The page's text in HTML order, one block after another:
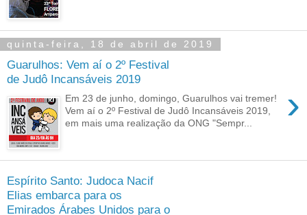
quinta-feira, 18 de abril de 2019
Guarulhos: Vem aí o 2º Festival
de Judô Incansáveis 2019
›
Em 23 de junho, domingo, Guarulhos vai tremer!
Vem aí o 2º Festival de Judô Incansáveis 2019,
em mais uma realização da ONG "Sempr...
Espírito Santo: Judoca Nacif
Elias embarca para os
Emirados Árabes Unidos para o